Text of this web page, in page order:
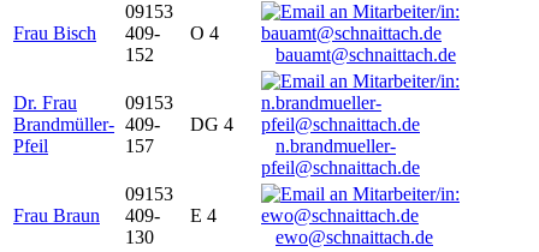
Frau Bisch
09153
409-
152
O 4
bauamt@schnaittach.de
Dr. Frau
Brandmüller-
Pfeil
09153
409-
157
DG 4
n.brandmueller-
pfeil@schnaittach.de
Frau Braun
09153
409-
130
E 4
ewo@schnaittach.de